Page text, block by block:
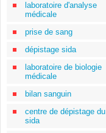
laboratoire d'analyse
médicale
prise de sang
dépistage sida
laboratoire de biologie
médicale
bilan sanguin
centre de dépistage du
sida